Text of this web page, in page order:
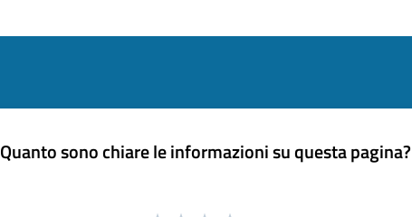
Quanto sono chiare le informazioni su questa pagina?